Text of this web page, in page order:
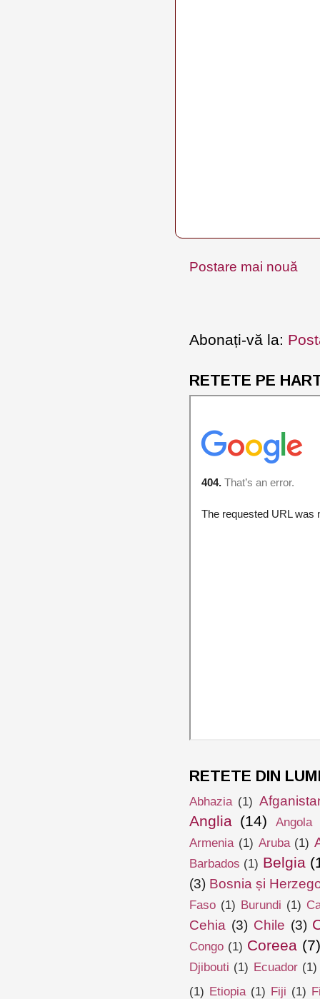
Postare mai nouă
Abonați-vă la:
RETETE PE
RETETE DIN
Abhazia (1)
Anglia (14) Angola
Armenia (1) Aruba (1)
Barbados (1) Belgia
(3) Bosnia și
Faso (1) Burundi (1)
Cehia (3) Chile (3)
Congo (1) Coreea
Djibouti (1) Ecuador (1)
(1) Etiopia (1) Fiji (1)